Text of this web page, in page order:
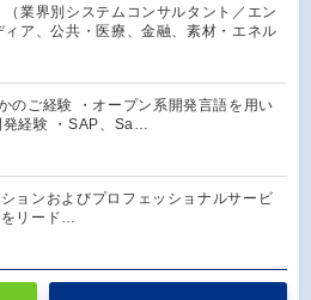
（業界別システムコンサルタント／エン
ア、公共・医療、金融、素材・エネル
のご経験 ・オープン系開発言語を用い
発経験 ・SAP、Sa…
ョンおよびプロフェッショナルサービ
をリード…